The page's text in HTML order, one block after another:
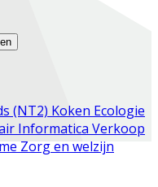
(NT2) Koken Ecologie
Informatica Verkoop
Zorg en welzijn